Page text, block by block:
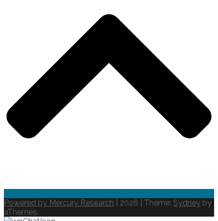
Powered by Mercury Research | 2026 Theme: Sydney by
aThemes.